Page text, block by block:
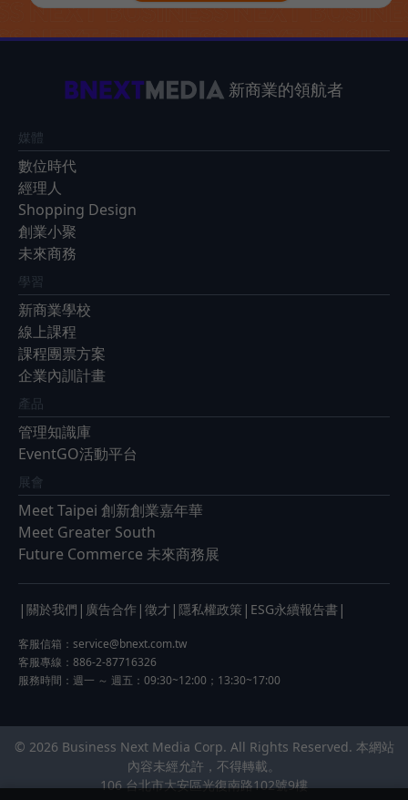
新商業的領航者
媒體
數位時代
經理人
Shopping Design
創業小聚
未來商務
學習
新商業學校
線上課程
課程團票方案
企業內訓計畫
產品
管理知識庫
EventGO活動平台
展會
Meet Taipei 創新創業嘉年華
Meet Greater South
Future Commerce 未來商務展
| 關於我們 | 廣告合作 | 徵才 | 隱私權政策 | ESG永續報告書 |
客服信箱： service@bnext.com.tw
客服專線：886-2-87716326
服務時間：週一 ～ 週五：09:30~12:00；13:30~17:00
© 2026 Business Next Media Corp. All Rights Reserved. 本網站
內容未經允許，不得轉載。
106 台北市大安區光復南路102號9樓